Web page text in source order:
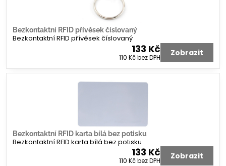
Bezkontaktní RFID přívěsek číslovaný
Bezkontaktní RFID přívěsek číslovaný
133 Kč
110 Kčbez DPH Zobrazit
Bezkontaktní RFID karta bílá bez potisku
Bezkontaktní RFID karta bílá bez potisku
133 Kč
110 Kčbez DPH Zobrazit